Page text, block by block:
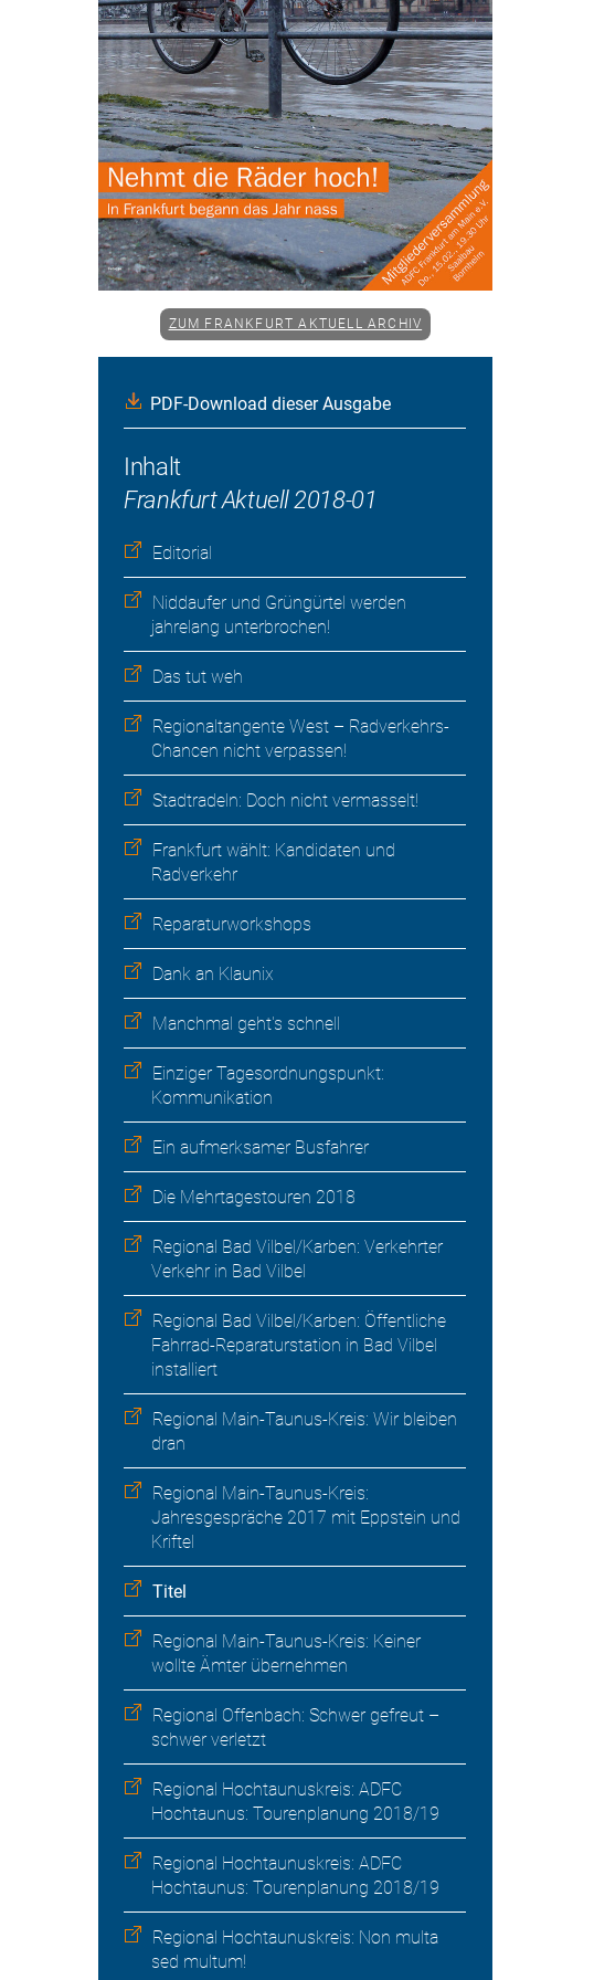
ZUM FRANKFURT AKTUELL ARCHIV
PDF-Download dieser Ausgabe
Inhalt
Frankfurt Aktuell 2018-01
Editorial
Niddaufer und Grüngürtel werden
jahrelang unterbrochen!
Das tut weh
Regionaltangente West – Radverkehrs-
Chancen nicht verpassen!
Stadtradeln: Doch nicht vermasselt!
Frankfurt wählt: Kandidaten und
Radverkehr
Reparaturworkshops
Dank an Klaunix
Manchmal geht's schnell
Einziger Tagesordnungspunkt:
Kommunikation
Ein aufmerksamer Busfahrer
Die Mehrtagestouren 2018
Regional Bad Vilbel/Karben: Verkehrter
Verkehr in Bad Vilbel
Regional Bad Vilbel/Karben: Öffentliche
Fahrrad-Reparaturstation in Bad Vilbel
installiert
Regional Main-Taunus-Kreis: Wir bleiben
dran
Regional Main-Taunus-Kreis:
Jahresgespräche 2017 mit Eppstein und
Kriftel
Titel
Regional Main-Taunus-Kreis: Keiner
wollte Ämter übernehmen
Regional Offenbach: Schwer gefreut –
schwer verletzt
Regional Hochtaunuskreis: ADFC
Hochtaunus: Tourenplanung 2018/19
Regional Hochtaunuskreis: ADFC
Hochtaunus: Tourenplanung 2018/19
Regional Hochtaunuskreis: Non multa
sed multum!